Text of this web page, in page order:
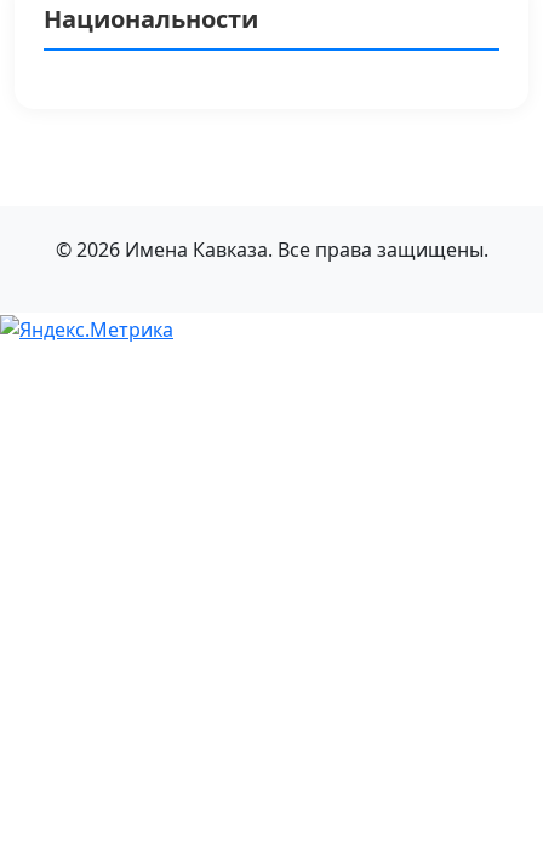
Национальности
© 2026 Имена Кавказа. Все права защищены.